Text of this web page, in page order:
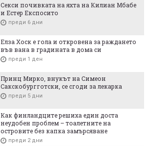
Секси почивката на яхта на Килиан Мбабе
и Естер Експосито
преди 6 дни
Елза Хоск е гола и откровена за раждането
във вана в градината в дома си
преди 1 ден
Принц Мирко, внукът на Симеон
Сакскобургготски, се сгоди за лекарка
преди 5 дни
Как финландците решиха един доста
неудобен проблем – тоалетните на
островите без капка замърсяване
преди 2 дни